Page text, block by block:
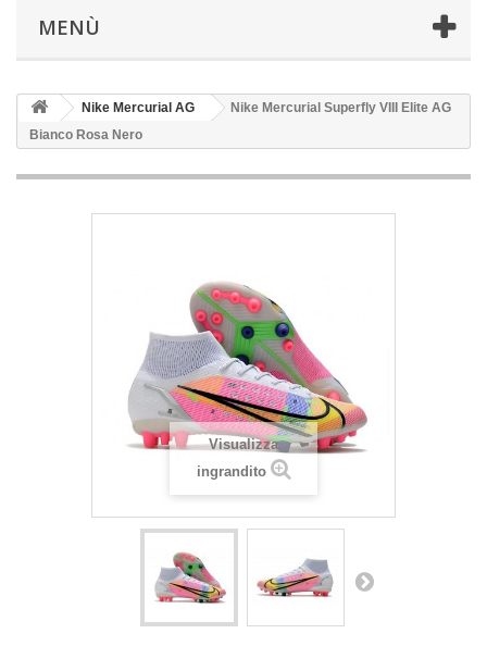
MENÙ
Nike Mercurial AG
Nike Mercurial Superfly VIII Elite AG
Bianco Rosa Nero
Visualizza
ingrandito